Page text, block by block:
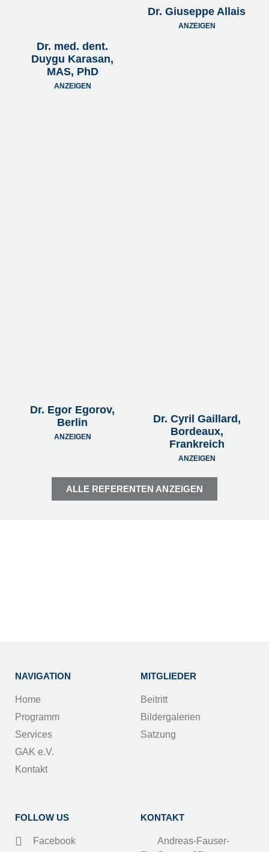
Dr. med. dent.
Duygu Karasan,
MAS, PhD
ANZEIGEN
Dr. Giuseppe Allais
ANZEIGEN
Dr. Egor Egorov,
Berlin
ANZEIGEN
Dr. Cyril Gaillard,
Bordeaux,
Frankreich
ANZEIGEN
ALLE REFERENTEN ANZEIGEN
NAVIGATION
Home
Programm
Services
GAK e.V.
Kontakt
MITGLIEDER
Beitritt
Bildergalerien
Satzung
FOLLOW US
Facebook
KONTAKT
Andreas-Fauser-